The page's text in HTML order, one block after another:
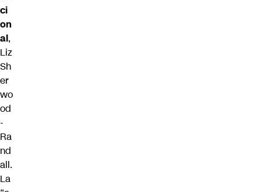
ci
on
al,
Liz
Sh
er
wo
od
-
Ra
nd
all.
La